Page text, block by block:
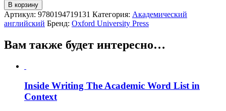
В корзину
Артикул: 9780194719131 Категория: Академический
английский Бренд: Oxford University Press
Вам также будет интересно…
Inside Writing The Academic Word List in
Context